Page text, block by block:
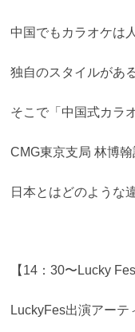
中国でもカラオケは
独自のスタイルがあ
そこで「中国式カラ
CMG東京支局 林博
日本とはどのような
【14：30〜Lucky
LuckyFes出演アーテ